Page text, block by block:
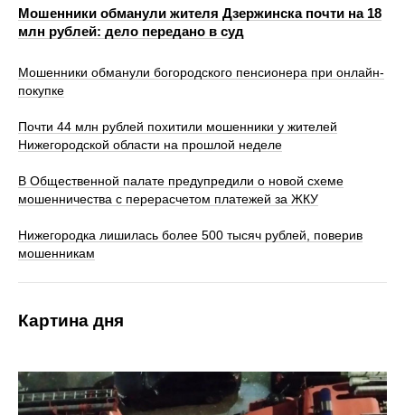
Мошенники обманули жителя Дзержинска почти на 18
млн рублей: дело передано в суд
Мошенники обманули богородского пенсионера при онлайн-
покупке
Почти 44 млн рублей похитили мошенники у жителей
Нижегородской области на прошлой неделе
В Общественной палате предупредили о новой схеме
мошенничества с перерасчетом платежей за ЖКУ
Нижегородка лишилась более 500 тысяч рублей, поверив
мошенникам
Картина дня